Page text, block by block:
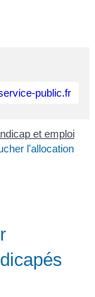
et emploi
l'allocation